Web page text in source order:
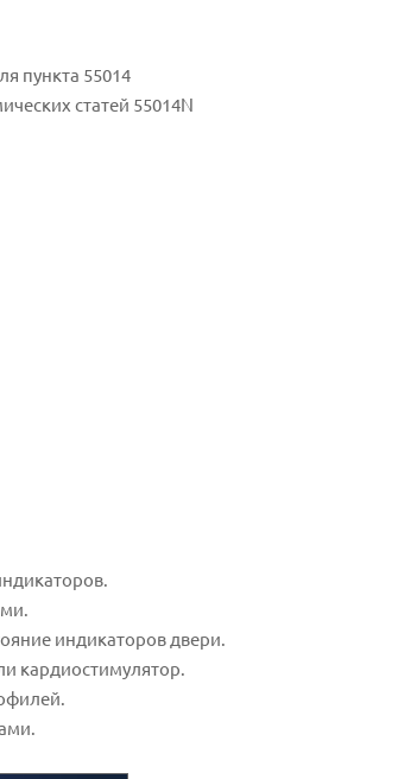
пункта 55014
статей 55014N
индикаторов двери.
кардиостимулятор.